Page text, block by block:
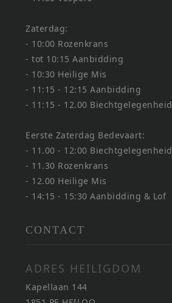
Zaterdag:
- 10:00 Rozenkrans
- tot 10:15 Aanbidding
- 10:30 Heilige Mis
- 11:15 - 12:15 Aanbidding
- 11:15 - 12.00 Biechtgelegenheid
Eerste Zaterdag Bedevaart:
- 11.00 - 12:00 Biechtgelegenheid
- 11.30 Rozenkrans
- 12.00 Heilige Mis
- 14:15 - 15:30 Aanbidding & Lof
CONTACT
ADRES HEILIGDOM
Kapellaan 144